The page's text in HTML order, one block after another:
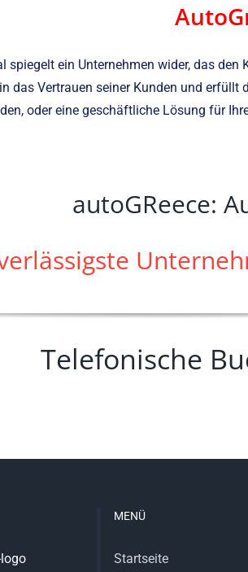
spiegelt ein Unternehmen wider, das
das Vertrauen seiner Kunden und
oder eine geschäftliche Lösung für
autoGReece:
Telefonische
MENÜ
Startseite